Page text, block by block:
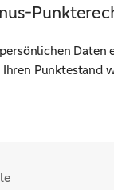
Punktestand